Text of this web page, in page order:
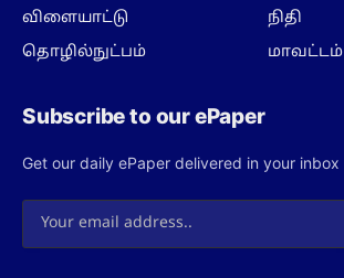
விளையாட்டு
தொழில்நுட்பம்
நிதி
மாவட்டம்
Subscribe to our ePaper
Get our daily ePaper delivered in your inbox